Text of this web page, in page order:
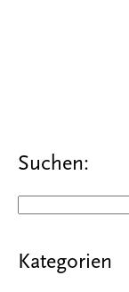
Suchen:
Kategorien